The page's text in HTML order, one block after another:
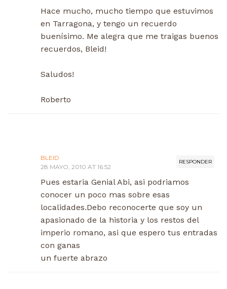
Hace mucho, mucho tiempo que estuvimos
en Tarragona, y tengo un recuerdo
buenísimo. Me alegra que me traigas buenos
recuerdos, Bleid!
Saludos!
Roberto
RESPONDER
BLEID
28 MAYO, 2010 AT 16:52
Pues estaria Genial Abi, asi podriamos
conocer un poco mas sobre esas
localidades.Debo reconocerte que soy un
apasionado de la historia y los restos del
imperio romano, asi que espero tus entradas
con ganas
un fuerte abrazo